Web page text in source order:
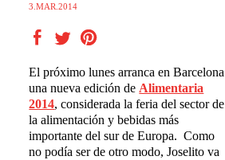
3.MAR.2014
El próximo lunes arranca en Barcelona
una nueva edición de Alimentaria
2014, considerada la feria del sector de
la alimentación y bebidas más
importante del sur de Europa. Como
no podía ser de otro modo, Joselito va